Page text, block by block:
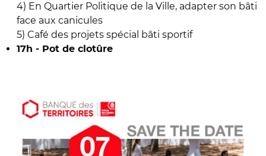
4) En Quartier Politique de la Ville, adapter son bâti
face aux canicules
5) Café des projets spécial bâti sportif
17h - Pot de clotûre